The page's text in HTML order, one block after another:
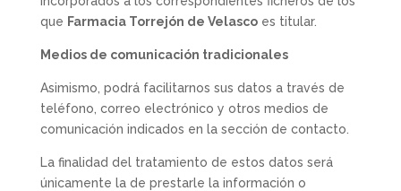
que Farmacia Torrejón de Velascoes titular.
Medios de comunicación tradicionales
Asimismo, podrá facilitarnos sus datos a través de
teléfono, correo electrónico y otros medios de
comunicación indicados en la sección de contacto.
La finalidad del tratamiento de estos datos será
únicamente la de prestarle la información o